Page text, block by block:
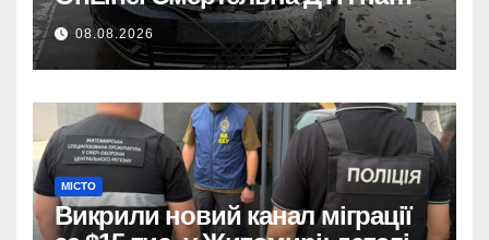
трасі, деталі аварії.
08.08.2026
МІСТО
Викрили новий канал міграції